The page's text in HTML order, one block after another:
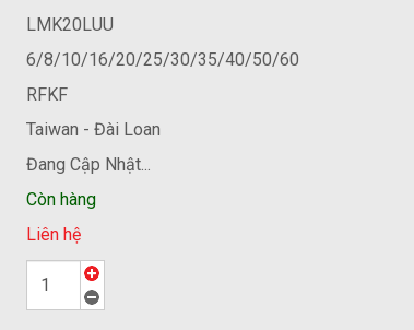
LMK20LUU
6/8/10/16/20/25/30/35/40/50/60
RFKF
Taiwan - Đài Loan
Đang Cập Nhật...
Còn hàng
Liên hệ